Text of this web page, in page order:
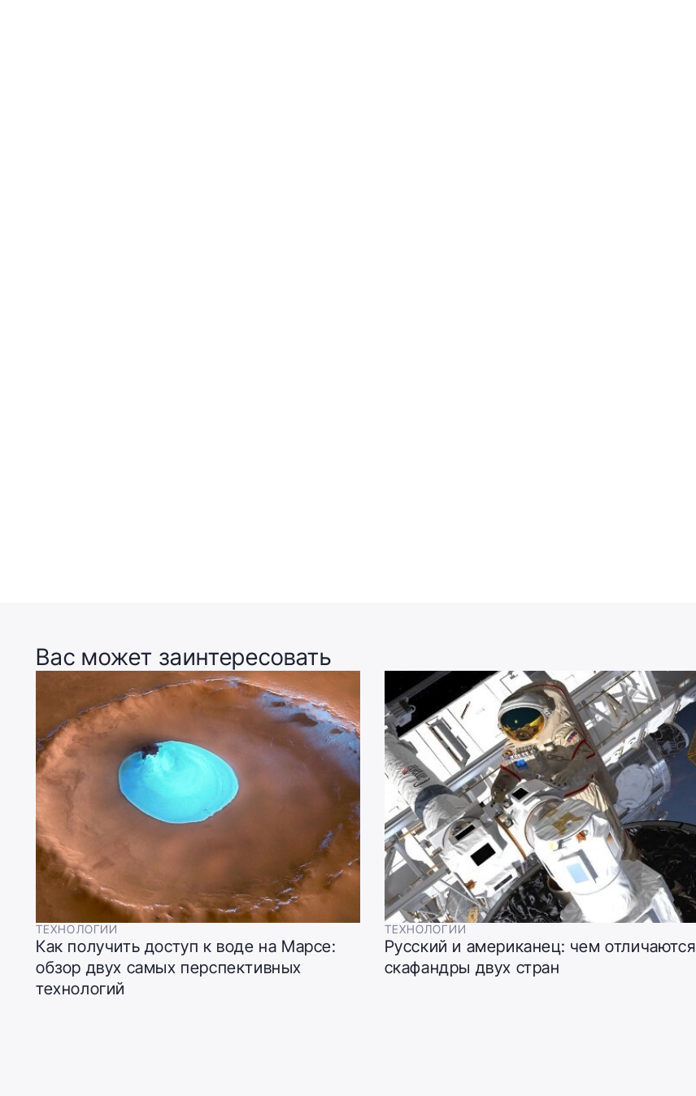
Вас может заинтересовать
ТЕХНОЛОГИИ
Как получить доступ к воде на Марсе:
обзор двух самых перспективных
технологий
ТЕХНОЛОГИИ
Русский и американец: чем отличаются
скафандры двух стран